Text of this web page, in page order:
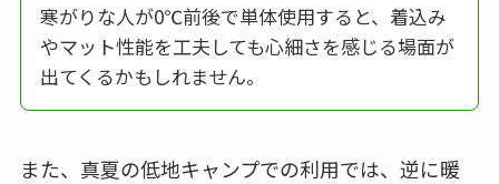
寒がりな人が0℃前後で単体使用すると、着込み
やマット性能を工夫しても心細さを感じる場面が
出てくるかもしれません。
また、真夏の低地キャンプでの利用では、逆に暖